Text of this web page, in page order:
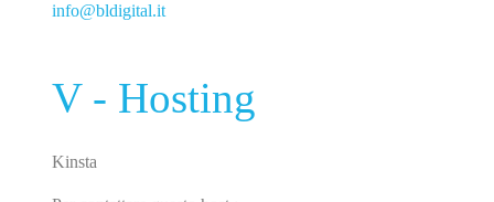
info@bldigital.it
V - Hosting
Kinsta